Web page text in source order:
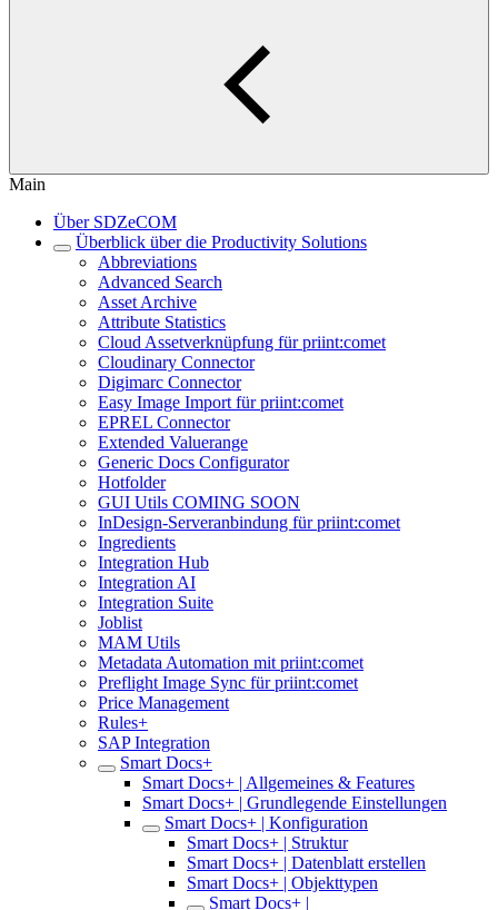
Main
Über SDZeCOM
Überblick über die Productivity Solutions
Abbreviations
Advanced Search
Asset Archive
Attribute Statistics
Cloud Assetverknüpfung für priint:comet
Cloudinary Connector
Digimarc Connector
Easy Image Import für priint:comet
EPREL Connector
Extended Valuerange
Generic Docs Configurator
Hotfolder
GUI Utils COMING SOON
InDesign-Serveranbindung für priint:comet
Ingredients
Integration Hub
Integration AI
Integration Suite
Joblist
MAM Utils
Metadata Automation mit priint:comet
Preflight Image Sync für priint:comet
Price Management
Rules+
SAP Integration
Smart Docs+
Smart Docs+ | Allgemeines & Features
Smart Docs+ | Grundlegende Einstellungen
Smart Docs+ | Konfiguration
Smart Docs+ | Struktur
Smart Docs+ | Datenblatt erstellen
Smart Docs+ | Objekttypen
Smart Docs+ |